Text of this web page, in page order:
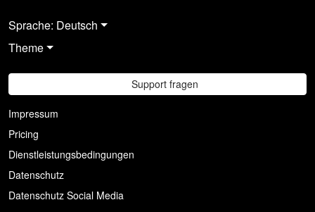
Sprache: Deutsch
Theme
Support fragen
Impressum
Pricing
Dienstleistungsbedingungen
Datenschutz
Datenschutz Social Media